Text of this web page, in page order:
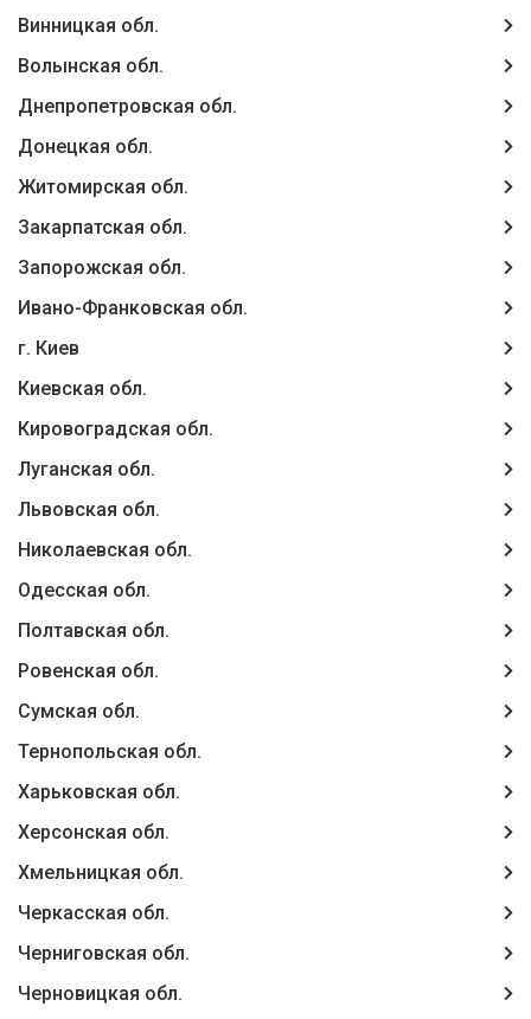
Винницкая обл.
Волынская обл.
Днепропетровская обл.
Донецкая обл.
Житомирская обл.
Закарпатская обл.
Запорожская обл.
Ивано-Франковская обл.
г. Киев
Киевская обл.
Кировоградская обл.
Луганская обл.
Львовская обл.
Николаевская обл.
Одесская обл.
Полтавская обл.
Ровенская обл.
Сумская обл.
Тернопольская обл.
Харьковская обл.
Херсонская обл.
Хмельницкая обл.
Черкасская обл.
Черниговская обл.
Черновицкая обл.